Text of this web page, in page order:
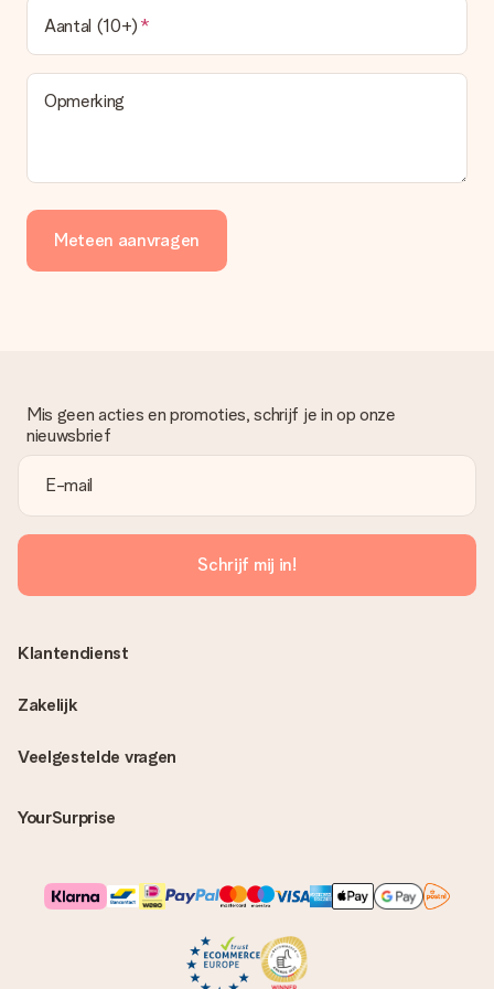
Aantal (10+)
Opmerking
Meteen aanvragen
Mis geen acties en promoties, schrijf je in op onze
nieuwsbrief
Schrijf mij in!
Veelgestelde vragen
YourSurprise
Klantendienst
Zakelijk